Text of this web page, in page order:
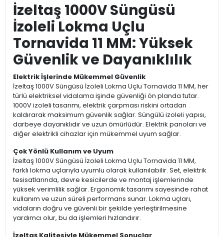
İzeltaş 1000V Süngüsü
İzoleli Lokma Uçlu
Tornavida 11 MM: Yüksek
Güvenlik ve Dayanıklılık
Elektrik İşlerinde Mükemmel Güvenlik
İzeltaş 1000V Süngüsü İzoleli Lokma Uçlu Tornavida 11 MM, her
türlü elektriksel vidalama işinde güvenliği ön planda tutar.
1000V izoleli tasarımı, elektrik çarpması riskini ortadan
kaldırarak maksimum güvenlik sağlar. Süngülü izoleli yapısı,
darbeye dayanıklıdır ve uzun ömürlüdür. Elektrik panoları ve
diğer elektrikli cihazlar için mükemmel uyum sağlar.
Çok Yönlü Kullanım ve Uyum
İzeltaş 1000V Süngüsü İzoleli Lokma Uçlu Tornavida 11 MM,
farklı lokma uçlarıyla uyumlu olarak kullanılabilir. Set, elektrik
tesisatlarında, devre kesicilerde ve montaj işlemlerinde
yüksek verimlilik sağlar. Ergonomik tasarımı sayesinde rahat
kullanım ve uzun süreli performans sunar. Lokma uçları,
vidaların doğru ve güvenli bir şekilde yerleştirilmesine
yardımcı olur, bu da işlemleri hızlandırır.